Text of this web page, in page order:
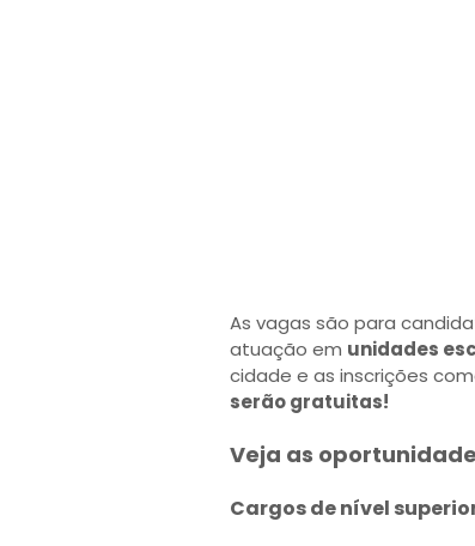
As vagas são para
atuação em unidades
cidade e as inscrições
serão gratuitas!
Veja as
Cargos de nível